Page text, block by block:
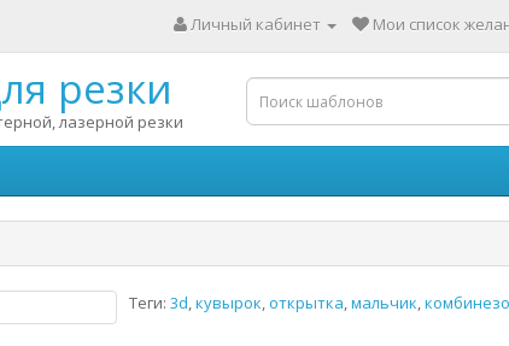
Личный кабинет Мои список
резки
лазерной резки
Теги: 3d,кувырок,открытка,мальчик,